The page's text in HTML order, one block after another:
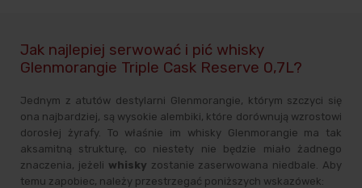
Jak najlepiej serwować i pić whisky
Glenmorangie Triple Cask Reserve 0,7L?
Jednym z atutów destylarni Glenmorangie, którym szczyci się
ona najbardziej, są wysokie alembiki, które dorównują wzrostowi
dorosłej żyrafy. To właśnie im whisky Glenmorangie ma tak
aksamitną strukturę, co niestety nie będzie miało żadnego
znaczenia, jeżeli whisky zostanie zaserwowana niedbale. Aby
temu zapobiec, należy przestrzegać poniższych wskazówek: